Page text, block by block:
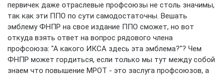
первичек даже отраслевые профсоюзы не столь значимы,
так как эти ППО по сути самодостаточны. Вешать
эмблему ФНПР на свое издание ППО сможет, но вот
откуда взять ответ на вопрос рядового члена
профсоюза: "А какого ИКСА здесь эта эмблема?"? Чем
ФНПР может гордиться, если только мы тут между собой
знаем что повышение МРОТ - это заслуга профсоюзов, а